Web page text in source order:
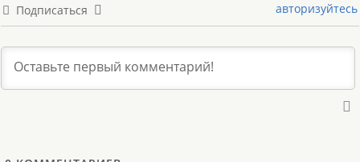
Подписаться авторизуйтесь